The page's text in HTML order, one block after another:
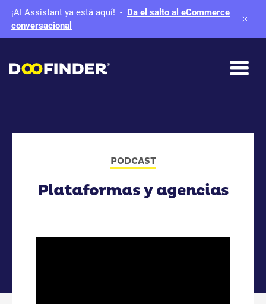
¡AI Assistant ya está aquí! - Da el salto al eCommerce
conversacional
PODCAST
Plataformas y agencias